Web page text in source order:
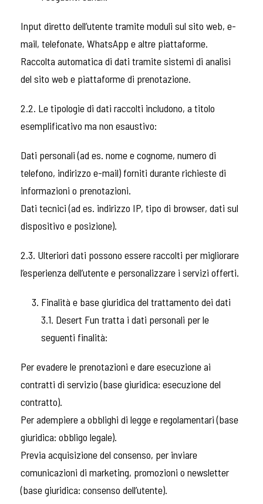
Input diretto dell’utente tramite moduli sul sito web, e-
mail, telefonate, WhatsApp e altre piattaforme.
Raccolta automatica di dati tramite sistemi di analisi
del sito web e piattaforme di prenotazione.
2.2. Le tipologie di dati raccolti includono, a titolo
esemplificativo ma non esaustivo:
Dati personali (ad es. nome e cognome, numero di
telefono, indirizzo e-mail) forniti durante richieste di
informazioni o prenotazioni.
Dati tecnici (ad es. indirizzo IP, tipo di browser, dati sul
dispositivo e posizione).
2.3. Ulteriori dati possono essere raccolti per migliorare
l’esperienza dell’utente e personalizzare i servizi offerti.
Finalità e base giuridica del trattamento dei dati
3.1. Desert Fun tratta i dati personali per le
seguenti finalità:
Per evadere le prenotazioni e dare esecuzione ai
contratti di servizio (base giuridica: esecuzione del
contratto).
Per adempiere a obblighi di legge e regolamentari (base
giuridica: obbligo legale).
Previa acquisizione del consenso, per inviare
comunicazioni di marketing, promozioni o newsletter
(base giuridica: consenso dell’utente).